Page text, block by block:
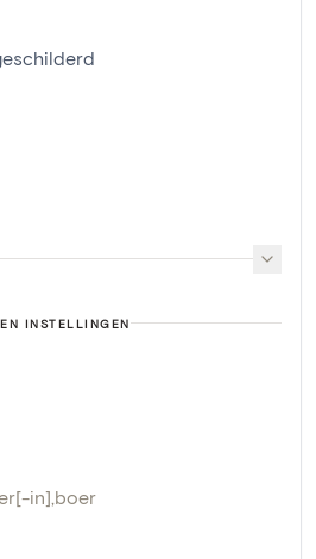
INSTELLINGEN
in] boer